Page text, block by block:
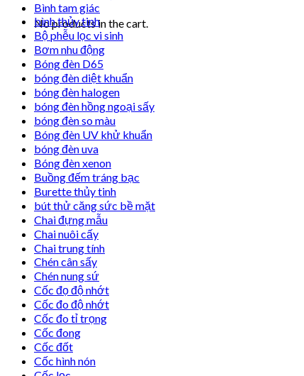
No products in the cart.
Bình tam giác
bình thủy tinh
Bộ phễu lọc vi sinh
Bơm nhu động
Bóng đèn D65
bóng đèn diệt khuẩn
bóng đèn halogen
bóng đèn hồng ngoại sấy
bóng đèn so màu
Bóng đèn UV khử khuẩn
bóng đèn uva
Bóng đèn xenon
Buồng đếm tráng bạc
Burette thủy tinh
bút thử căng sức bề mặt
Chai đựng mẫu
Chai nuôi cấy
Chai trung tính
Chén cân sấy
Chén nung sứ
Cốc đọ độ nhớt
Cốc đo độ nhớt
Cốc đo tỉ trọng
Cốc đong
Cốc đốt
Cốc hình nón